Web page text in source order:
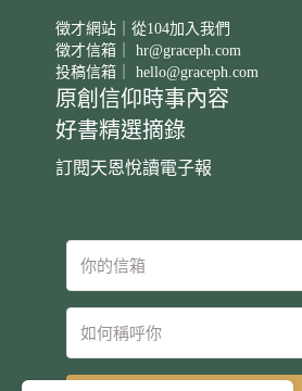
徵才網站｜從104加入我們
徵才信箱｜ hr@graceph.com
投稿信箱｜ hello@graceph.com
原創信仰時事內容
好書精選摘錄
訂閱天恩悅讀電子報